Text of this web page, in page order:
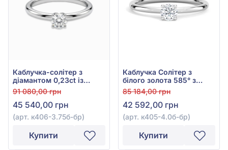
Каблучка-солітер з
діамантом 0,23ct із
білого золота 585°, арт.
к406-3.75б-бр
91 080,00 грн
45 540,00 грн
(арт. к406-3.75б-бр)
Купити
Каблучка Солітер з
білого золота 585° з
діамантом 0,24ct, арт.
к405-4.0б-бр
85 184,00 грн
42 592,00 грн
(арт. к405-4.0б-бр)
Купити